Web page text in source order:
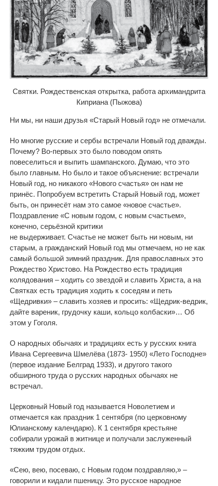
Святки. Рождественская открытка, работа архимандрита
Киприана (Пыжова)
Ни мы, ни наши друзья «Старый Новый год» не отмечали.
Но многие русские и сербы встречали Новый год дважды.
Почему? Во-первых это было поводом опять
повеселиться и выпить шампанского. Думаю, что это
было главным. Но было и такое объяснение: встречали
Новый год, но никакого «Нового счастья» он нам не
принёс. Попробуем встретить Старый Новый год, может
быть, он принесёт нам это самое «новое счастье».
Поздравление «С новым годом, с новым счастьем»,
конечно, серьёзной критики
не выдерживает. Счастье не может быть ни новым, ни
старым, а гражданский Новый год мы отмечаем, но не как
самый большой зимний праздник. Для православных это
Рождество Христово. На Рождество есть традиция
колядования – ходить со звездой и славить Христа, а на
Святках есть традиция ходить к соседям и петь
«Щедривки» – славить хозяев и просить: «Щедрик-ведрик,
дайте вареник, грудочку каши, кольцо колбаски»… Об
этом у Гоголя.
О народных обычаях и традициях есть у русских книга
Ивана Сергеевича Шмелёва (1873- 1950) «Лето Господне»
(первое издание Белград 1933), и другого такого
обширного труда о русских народных обычаях не
встречал.
Церковный Новый год называется Новолетием и
отмечается как праздник 1 сентября (по церковному
Юлианскому календарю). К 1 сентября крестьяне
собирали урожай в житнице и получали заслуженный
тяжким трудом отдых.
«Сею, вею, посеваю, с Новым годом поздравляю,» –
говорили и кидали пшеницу. Это русское народное